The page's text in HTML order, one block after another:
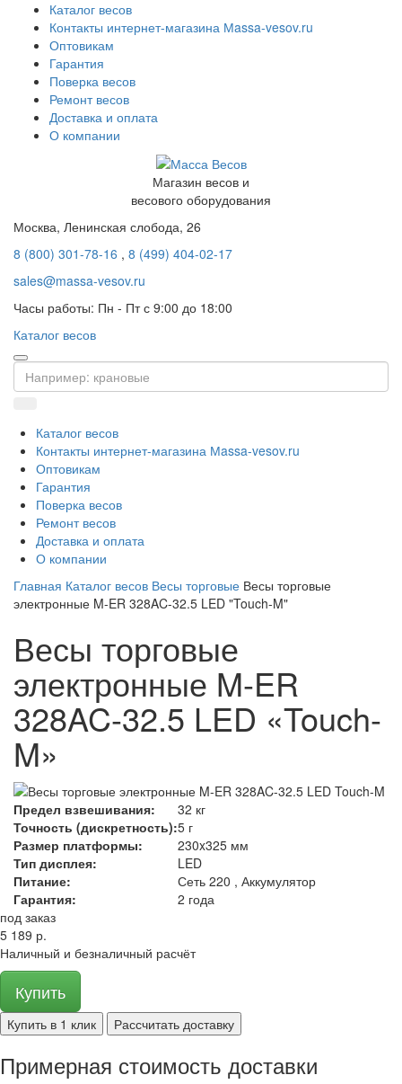
Каталог весов
Контакты интернет-магазина Мassa-vesov.ru
Оптовикам
Гарантия
Поверка весов
Ремонт весов
Доставка и оплата
О компании
Магазин весов и
весового оборудования
Москва, Ленинская слобода, 26
8 (800) 301-78-16 , 8 (499) 404-02-17
sales@massa-vesov.ru
Часы работы: Пн - Пт с 9:00 до 18:00
Каталог весов
Каталог весов
Контакты интернет-магазина Мassa-vesov.ru
Оптовикам
Гарантия
Поверка весов
Ремонт весов
Доставка и оплата
О компании
Главная Каталог весов Весы торговые Весы торговые
электронные M-ER 328AC-32.5 LED "Touch-M"
Весы торговые
электронные M-ER
328AC-32.5 LED «Touch-
M»
Предел взвешивания:
32 кг
Точность (дискретность):5 г
Размер платформы:
230x325 мм
Тип дисплея:
LED
Питание:
Сеть 220 , Аккумулятор
Гарантия:
2 года
под заказ
5 189 р.
Наличный и безналичный расчёт
Купить
Купить в 1 клик Рассчитать доставку
Примерная стоимость доставки